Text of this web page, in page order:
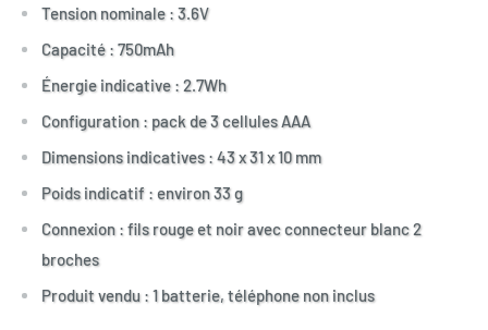
Tension nominale : 3.6V
Capacité : 750mAh
Énergie indicative : 2.7Wh
Configuration : pack de 3 cellules AAA
Dimensions indicatives : 43 x 31 x 10 mm
Poids indicatif : environ 33 g
Connexion : fils rouge et noir avec connecteur blanc 2
broches
Produit vendu : 1 batterie, téléphone non inclus